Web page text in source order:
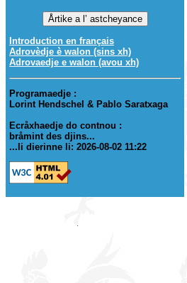
Introduction en français
Adrovèdje è walon (sins xh)
Adrovaedje e walon (avou xh)
Programaedje :
Lorint Hendschel & Pablo Saratxaga
Ecråxhaedje do contnou :
bråmint des djins...
...li dierinne li: 2026-08-02 11:22